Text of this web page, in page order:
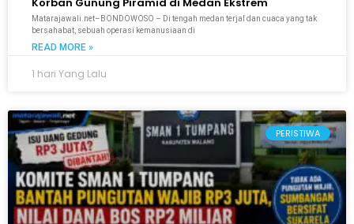
Matarajawali.net–BONDOWOSO – Di tengah medan terjal dan cuaca yang tak
bersahabat, sebuah operasi kemanusiaan di
READ MORE »
1 hari Yang Lalu
PERISTIWA